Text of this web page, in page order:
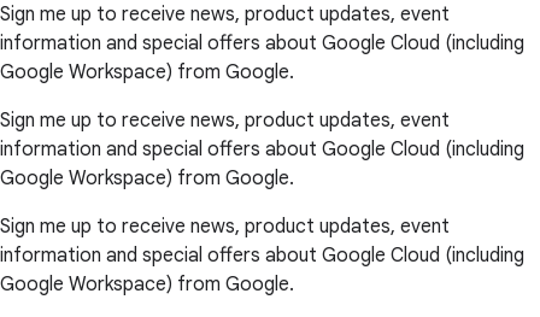
Sign me up to receive news, product updates, event
information and special offers about Google Cloud (including
Google Workspace) from Google.
Sign me up to receive news, product updates, event
information and special offers about Google Cloud (including
Google Workspace) from Google.
Sign me up to receive news, product updates, event
information and special offers about Google Cloud (including
Google Workspace) from Google.